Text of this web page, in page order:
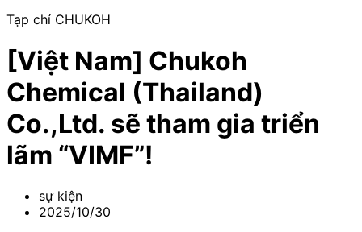
Tạp chí CHUKOH
[Việt Nam] Chukoh
Chemical (Thailand)
Co.,Ltd. sẽ tham gia triển
lãm “VIMF”!
sự kiện
2025/10/30